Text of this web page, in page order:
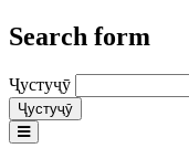
Search form
Ҷустуҷӯ